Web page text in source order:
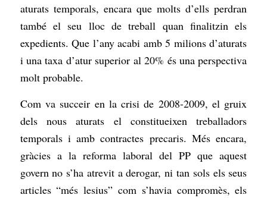
aturats temporals, encara que molts d’ells perdran
també el seu lloc de treball quan finalitzin els
expedients. Que l’any acabi amb 5 milions d’aturats
i una taxa d’atur superior al 20% és una perspectiva
molt probable.
Com va succeir en la crisi de 2008-2009, el gruix
dels nous aturats el constitueixen treballadors
temporals i amb contractes precaris. Més encara,
gràcies a la reforma laboral del PP que aquest
govern no s’ha atrevit a derogar, ni tan sols els seus
articles “més lesius” com s’havia compromès, els